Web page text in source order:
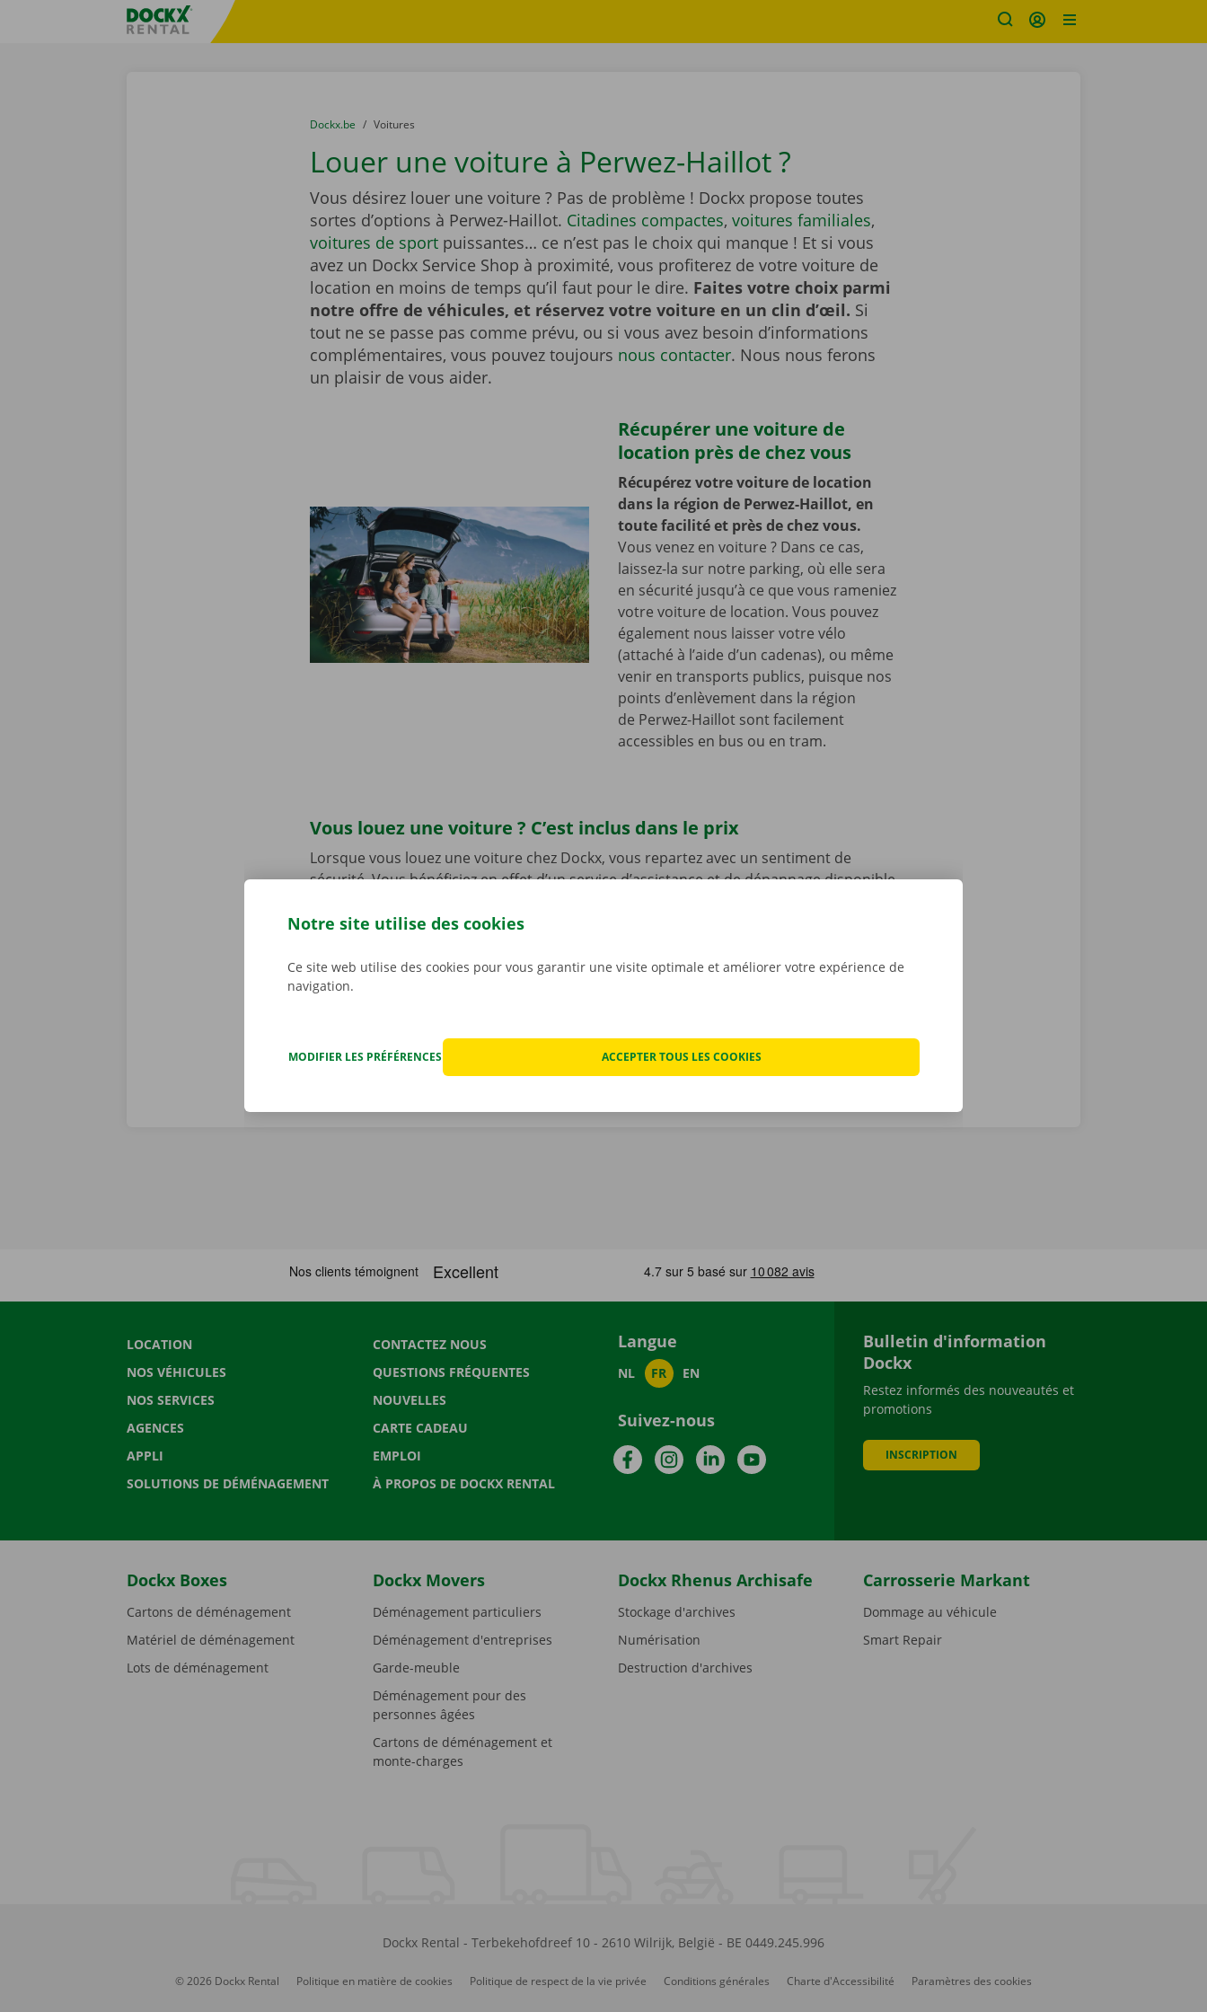
sitename
You are here:
du
Dockx.be to
Voitures
Louer une voiture à Perwez-Haillot ?
Vous désirez louer une voiture ? Pas de problème ! Dockx propose toutes
sortes d’options à Perwez-Haillot. Citadines compactes, voitures familiales,
voitures de sportpuissantes… ce n’est pas le choix qui manque ! Et si vous
avez un Dockx Service Shop à proximité, vous profiterez de votre voiture de
location en moins de temps qu’il faut pour le dire. Faites votre choix parmi
notre offre de véhicules, et réservez votre voiture en un clin d’œil. Si
tout ne se passe pas comme prévu, ou si vous avez besoin d’informations
complémentaires, vous pouvez toujours nous contacter. Nous nous ferons
un plaisir de vous aider.
Récupérer une voiture de
location près de chez vous
Récupérez votre voiture de location
dans la région de Perwez-Haillot, en
toute facilité et près de chez vous.
Vous venez en voiture ? Dans ce cas,
laissez-la sur notre parking, où elle sera
en sécurité jusqu’à ce que vous rameniez
votre voiture de location. Vous pouvez
également nous laisser votre vélo
(attaché à l’aide d’un cadenas), ou même
venir en transports publics, puisque nos
points d’enlèvement dans la région
de Perwez-Haillot sont facilement
accessibles en bus ou en tram.
Vous louez une voiture ? C’est inclus dans le prix
Lorsque vous louez une voiture chez Dockx, vous repartez avec un sentiment de
sécurité. Vous bénéficiez en effet d’un service d’assistance et de dépannage disponible
chez Dockx, vous n’avez pas à vous inquiéter des éventuels frais imprévus après le
preniez le volant.Pour nous, la transparence et un service personnalisé sont de
véritables priorités.
LOCATION
NOS VÉHICULES
NOS SERVICES
AGENCES
APPLI
SOLUTIONS DE DÉMÉNAGEMENT
CONTACTEZ NOUS
QUESTIONS FRÉQUENTES
NOUVELLES
CARTE CADEAU
EMPLOI
À PROPOS DE DOCKX RENTAL
Langue
NL FR EN
Suivez-nous
FacebookInstagramLinkedInYouTube
Bulletin d'information
Dockx
Restez informés des nouveautés et
promotions
INSCRIPTION
Dockx Boxes
Cartons de déménagement
Matériel de déménagement
Lots de déménagement
Dockx Movers
Déménagement particuliers
Déménagement d'entreprises
Garde-meuble
Déménagement pour des
personnes âgées
Cartons de déménagement et
monte-charges
Dockx Rhenus Archisafe
Stockage d'archives
Numérisation
Destruction d'archives
Carrosserie Markant
Dommage au véhicule
Smart Repair
Dockx Rental - Terbekehofdreef 10- 2610 Wilrijk, België - BE 0449.245.996
© 2026 Dockx Rental Politique en matière de cookies Politique de respect de la vie privée Conditions générales Charte d'Accessibilité Paramètres des cookies
Notre site utilise des cookies
Ce site web utilise des cookies pour vous garantir une visite optimale et améliorer votre expérience de
navigation.
MODIFIER LES PRÉFÉRENCES ACCEPTER TOUS LES COOKIES